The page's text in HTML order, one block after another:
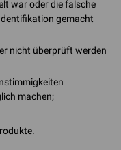
war oder die falsche
gemacht
nicht überprüft werden
machen;